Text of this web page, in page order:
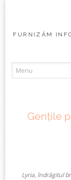
FURNIZĂM
Gențile
Lyria, îndrăgitul